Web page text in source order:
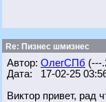
Re: Пизнес шмизнес
Автор: ОлегСПб (---
Дата: 17-02-25
Виктор привет, рад